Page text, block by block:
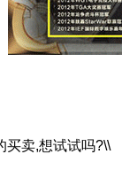
卖,想试试吗?\\